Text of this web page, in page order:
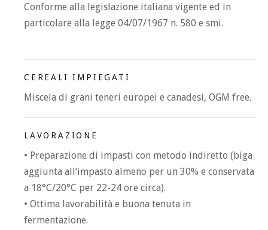
Conforme alla legislazione italiana vigente ed in
particolare alla legge 04/07/1967 n. 580 e smi.
CEREALI IMPIEGATI
Miscela di grani teneri europei e canadesi, OGM free.
LAVORAZIONE
• Preparazione di impasti con metodo indiretto (biga
aggiunta all’impasto almeno per un 30% e conservata
a 18°C/20°C per 22-24 ore circa).
• Ottima lavorabilità e buona tenuta in
fermentazione.